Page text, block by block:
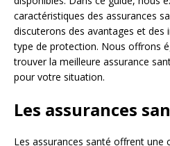
caractéristiques des assurances
discuterons des avantages et des
type de protection. Nous offrons
trouver la meilleure assurance
pour votre situation.
Les assurances
Les assurances santé offrent une